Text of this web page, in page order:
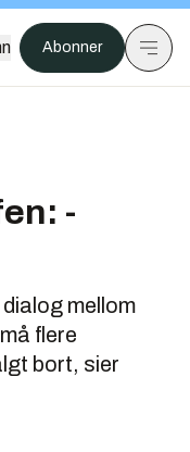
Abonner
-
mellom
flere
bort, sier